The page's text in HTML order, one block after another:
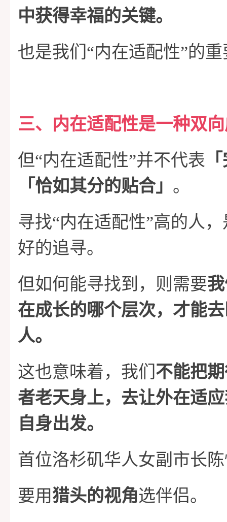
中获得幸福的关键。
也是我们“内在适配性”的
三、内在适配性是一种双
但“内在适配性”并不代表
「恰如其分的贴合」 。
寻找“内在适配性”高的人
好的追寻。
但如何能寻找到，则需要
在成长的哪个层次，才能
人。
这也意味着，我们 不能把
者老天身上，去让外在适
自身出发。
首位洛杉矶华人女副市长
要用猎头的视角选伴侣。